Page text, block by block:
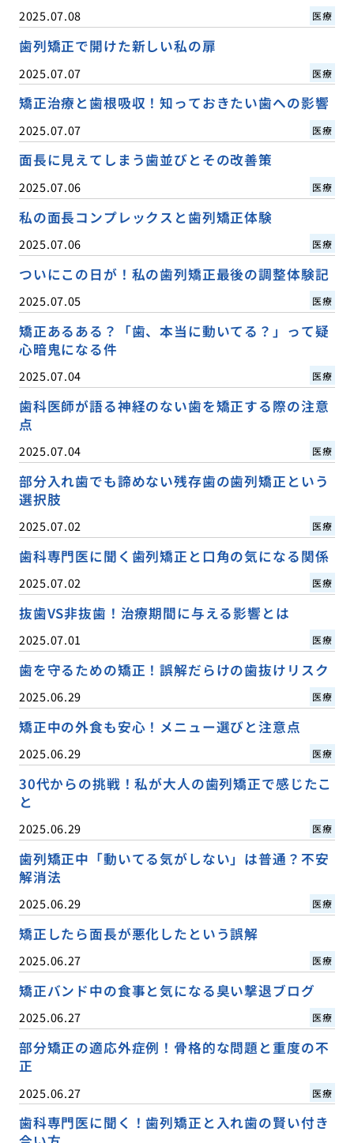
2025.07.08 医療
歯列矯正で開けた新しい私の扉
2025.07.07 医療
矯正治療と歯根吸収！知っておきたい歯への影響
2025.07.07 医療
面長に見えてしまう歯並びとその改善策
2025.07.06 医療
私の面長コンプレックスと歯列矯正体験
2025.07.06 医療
ついにこの日が！私の歯列矯正最後の調整体験記
2025.07.05 医療
矯正あるある？「歯、本当に動いてる？」って疑
心暗鬼になる件
2025.07.04 医療
歯科医師が語る神経のない歯を矯正する際の注意
点
2025.07.04 医療
部分入れ歯でも諦めない残存歯の歯列矯正という
選択肢
2025.07.02 医療
歯科専門医に聞く歯列矯正と口角の気になる関係
2025.07.02 医療
抜歯VS非抜歯！治療期間に与える影響とは
2025.07.01 医療
歯を守るための矯正！誤解だらけの歯抜けリスク
2025.06.29 医療
矯正中の外食も安心！メニュー選びと注意点
2025.06.29 医療
30代からの挑戦！私が大人の歯列矯正で感じたこ
と
2025.06.29 医療
歯列矯正中「動いてる気がしない」は普通？不安
解消法
2025.06.29 医療
矯正したら面長が悪化したという誤解
2025.06.27 医療
矯正バンド中の食事と気になる臭い撃退ブログ
2025.06.27 医療
部分矯正の適応外症例！骨格的な問題と重度の不
正
2025.06.27 医療
歯科専門医に聞く！歯列矯正と入れ歯の賢い付き